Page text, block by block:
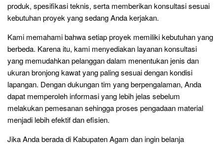
produk, spesifikasi teknis, serta memberikan konsultasi sesuai
kebutuhan proyek yang sedang Anda kerjakan.
Kami memahami bahwa setiap proyek memiliki kebutuhan yang
berbeda. Karena itu, kami menyediakan layanan konsultasi
yang memudahkan pelanggan dalam menentukan jenis dan
ukuran bronjong kawat yang paling sesuai dengan kondisi
lapangan. Dengan dukungan tim yang berpengalaman, Anda
dapat memperoleh informasi yang lebih jelas sebelum
melakukan pemesanan sehingga proses pengadaan material
menjadi lebih efektif dan efisien.
Jika Anda berada di Kabupaten Agam dan ingin belanja